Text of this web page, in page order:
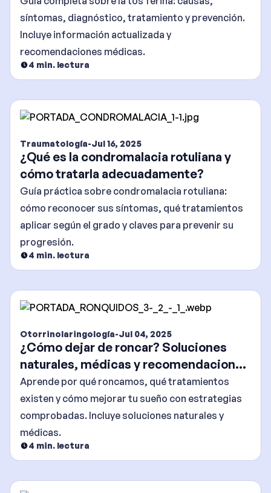
síntomas, diagnóstico, tratamiento y prevención.
Incluye información actualizada y
recomendaciones médicas.
4 min. lectura
Traumatología-Jul 16, 2025
¿Qué es la condromalacia rotuliana y
cómo tratarla adecuadamente?
Guía práctica sobre condromalacia rotuliana:
cómo reconocer sus síntomas, qué tratamientos
aplicar según el grado y claves para prevenir su
progresión.
4 min. lectura
Otorrinolaringología-Jul 04, 2025
¿Cómo dejar de roncar? Soluciones
naturales, médicas y recomendaciones
efectivas
Aprende por qué roncamos, qué tratamientos
existen y cómo mejorar tu sueño con estrategias
comprobadas. Incluye soluciones naturales y
médicas.
4 min. lectura